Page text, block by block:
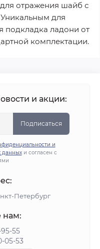
отражения шайб с
для
подкладка ладони от
комплектации.
и акции:
Подписаться
и
данныхи согласен с
Петербург
нам:
95-55
05-53